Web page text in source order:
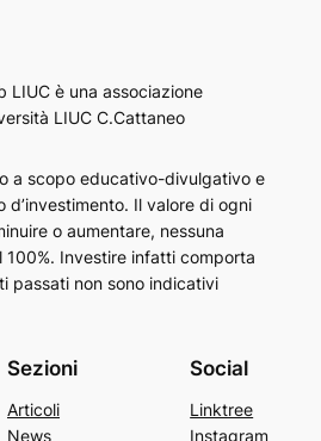
LIUC è una associazione
LIUC C.Cattaneo
a scopo educativo-divulgativo e
d’investimento. Il valore di ogni
o aumentare, nessuna
100%. Investire infatti comporta
passati non sono indicativi
Sezioni
Articoli
News
Social
Linktree
Instagram